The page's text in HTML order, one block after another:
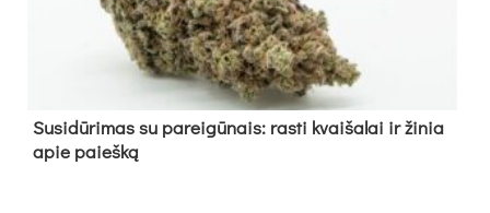
Su­si­dū­ri­mas su pa­rei­gū­nais: ras­ti kvai­ša­lai ir ži­nia
apie paieš­ką